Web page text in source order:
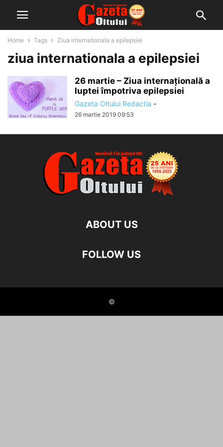
Home Tags Ziua internationala a epilepsiei
ziua internationala a epilepsiei
26 martie – Ziua internațională a
luptei împotriva epilepsiei
Gazeta Oltului Redactia -
26 martie 2019 09:53
ABOUT US
FOLLOW US
©